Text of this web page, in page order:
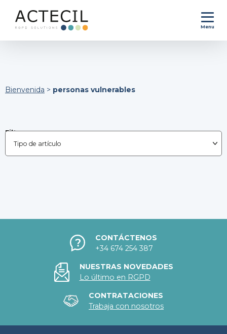
Menu
Bienvenida > personas vulnerables
Filtrar por :
CONTÁCTENOS
+34 674 254 387
NUESTRAS NOVEDADES
Lo último en RGPD
CONTRATACIONES
Trabaja con nosotros